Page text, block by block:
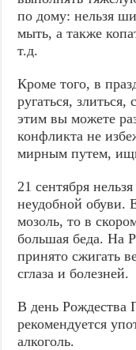
по дому: нельзя
мыть, а также
т.д.
Кроме того, в
ругаться,
этим вы можете
конфликта не
мирным путем,
21 сентября
неудобной обуви.
мозоль, то в
большая беда. На
принято сжигать
сглаза и болезней.
В день Рождества
рекомендуется
алкоголь.